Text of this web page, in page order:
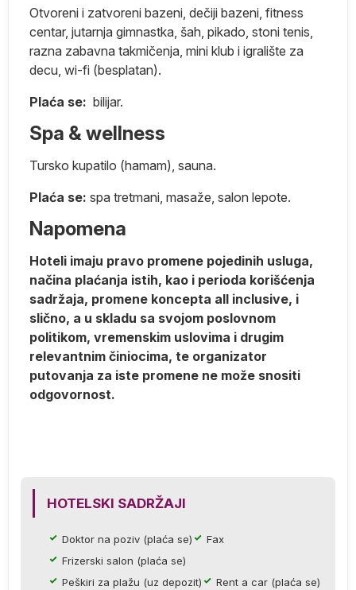
Otvoreni i zatvoreni bazeni, dečiji bazeni, fitness
centar, jutarnja gimnastka, šah, pikado, stoni tenis,
razna zabavna takmičenja, mini klub i igralište za
decu, wi-fi (besplatan).
Plaća se: bilijar.
Spa & wellness
Tursko kupatilo (hamam), sauna.
Plaća se: spa tretmani, masaže, salon lepote.
Napomena
Hoteli imaju pravo promene pojedinih usluga,
načina plaćanja istih, kao i perioda korišćenja
sadržaja, promene koncepta all inclusive, i
slično, a u skladu sa svojom poslovnom
politikom, vremenskim uslovima i drugim
relevantnim činiocima, te organizator
putovanja za iste promene ne može snositi
odgovornost.
HOTELSKI SADRŽAJI
Doktor na poziv (plaća se)
Fax
Frizerski salon (plaća se)
Peškiri za plažu (uz depozit)
Rent a car (plaća se)